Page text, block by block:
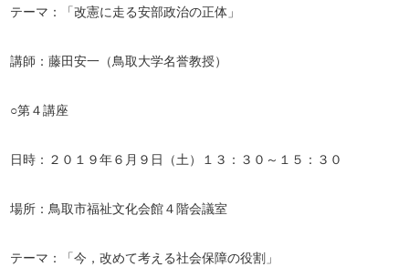
テーマ：「改憲に走る安部政治の正体」
講師：藤田安一（鳥取大学名誉教授）
○第４講座
日時：２０１９年６月９日（土）１３：３０～１５：３０
場所：鳥取市福祉文化会館４階会議室
テーマ：「今，改めて考える社会保障の役割」